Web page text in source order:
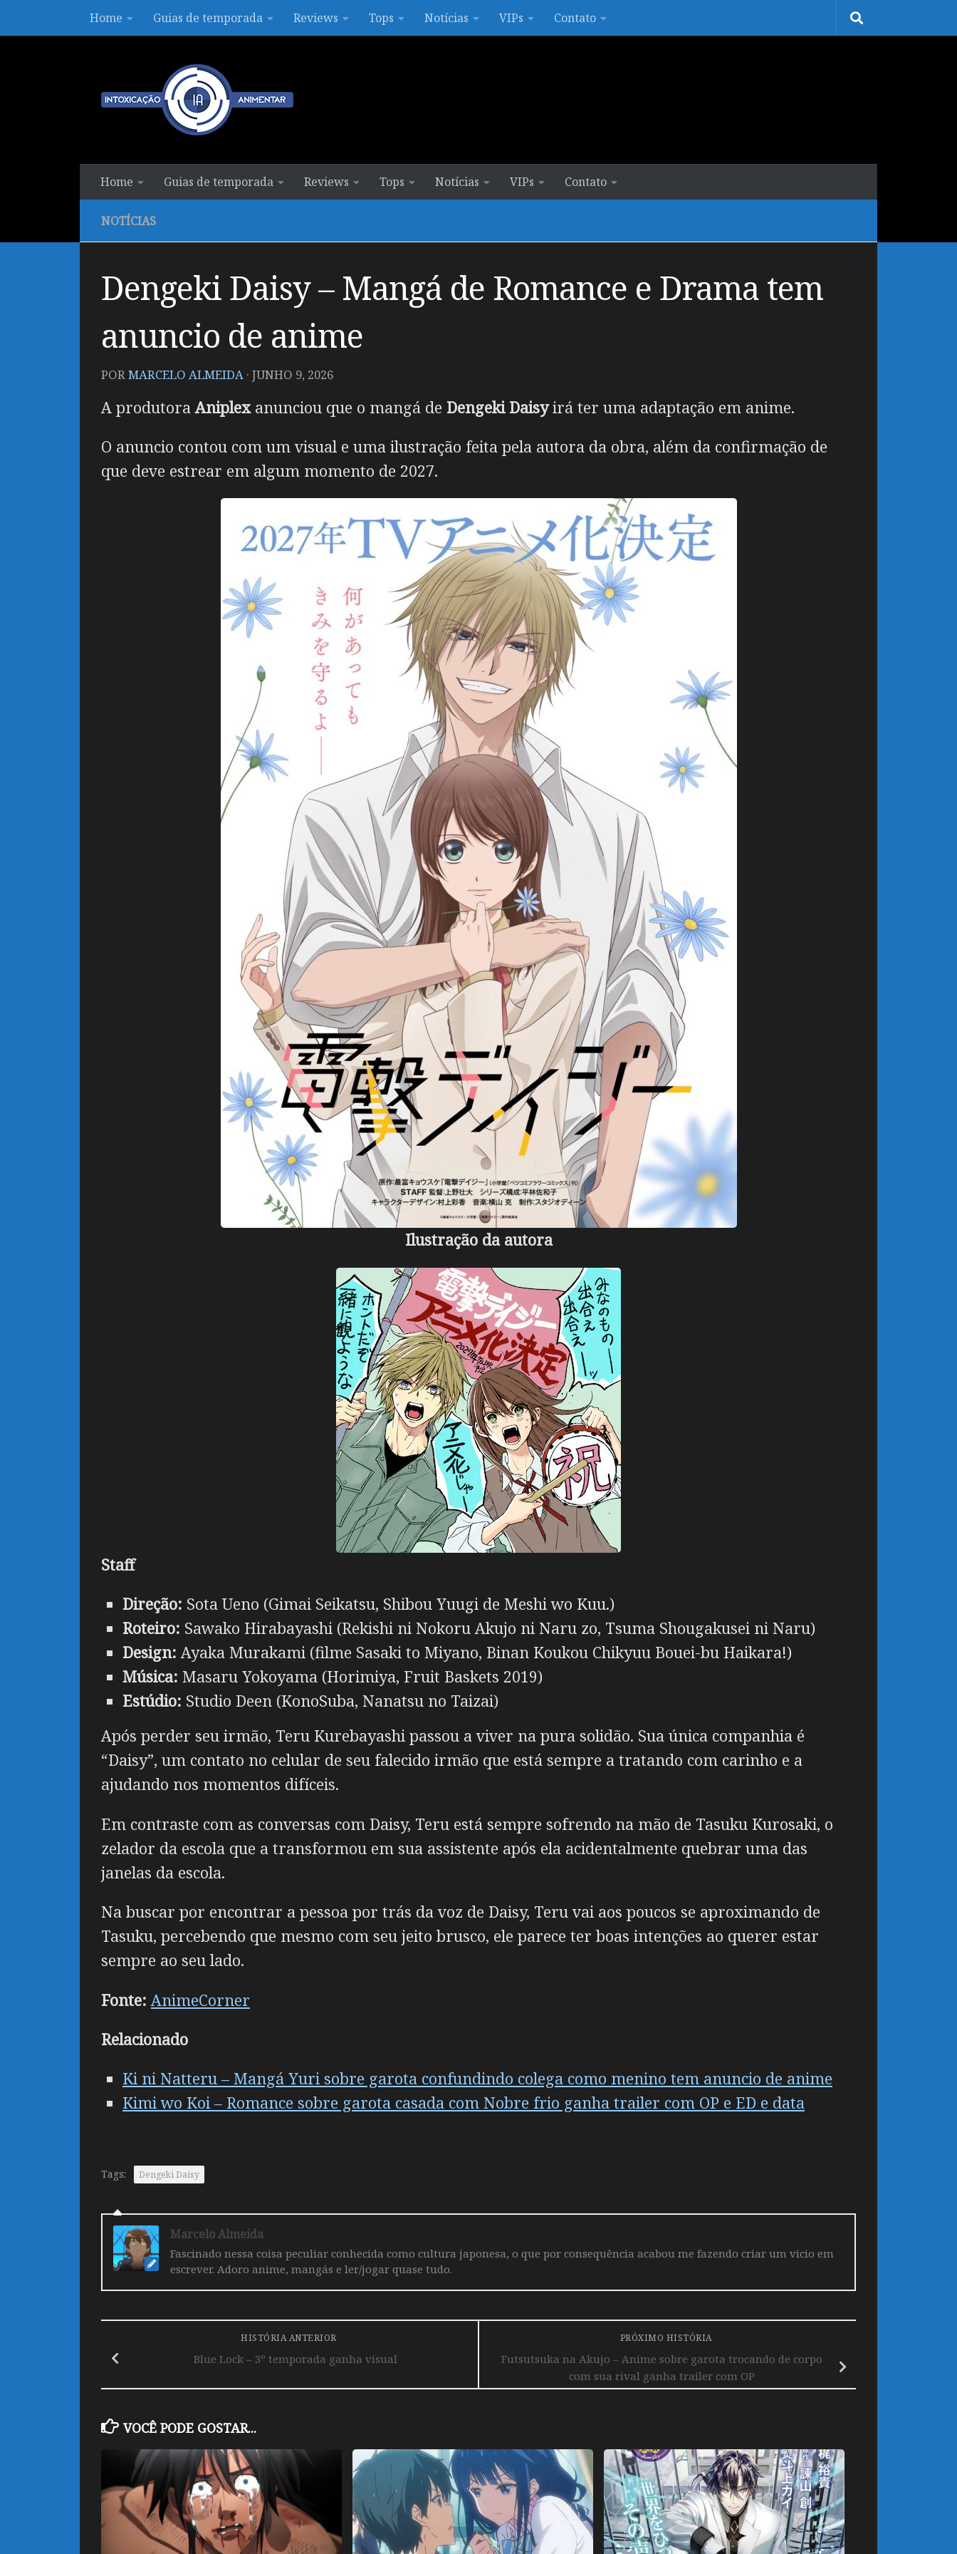
Skip to contentHome Guias de temporada Reviews Tops Notícias VIPs Contato
Home Guias de temporada Reviews Tops Notícias VIPs Contato
NOTÍCIAS
Dengeki Daisy – Mangá de Romance e Drama tem
anuncio de anime
PORMARCELO ALMEIDA · JUNHO 9, 2026
A produtoraAniplexanunciou que o mangá de Dengeki Daisyirá ter uma adaptação em anime.
O anuncio contou com um visual e uma ilustração feita pela autora da obra, além da confirmação de
que deve estrear em algum momento de 2027.
Ilustração da autora
Staff
Direção: Sota Ueno (Gimai Seikatsu, Shibou Yuugi de Meshi wo Kuu.)
Roteiro: Sawako Hirabayashi (Rekishi ni Nokoru Akujo ni Naru zo, Tsuma Shougakusei ni Naru)
Design: Ayaka Murakami (filme Sasaki to Miyano, Binan Koukou Chikyuu Bouei-bu Haikara!)
Música: Masaru Yokoyama (Horimiya, Fruit Baskets 2019)
Estúdio: Studio Deen (KonoSuba, Nanatsu no Taizai)
Após perder seu irmão, Teru Kurebayashi passou a viver na pura solidão. Sua única companhia é
“Daisy”, um contato no celular de seu falecido irmão que está sempre a tratando com carinho e a
ajudando nos momentos difíceis.
Em contraste com as conversas com Daisy, Teru está sempre sofrendo na mão de Tasuku Kurosaki, o
zelador da escola que a transformou em sua assistente após ela acidentalmente quebrar uma das
janelas da escola.
Na buscar por encontrar a pessoa por trás da voz de Daisy, Teru vai aos poucos se aproximando de
Tasuku, percebendo que mesmo com seu jeito brusco, ele parece ter boas intenções ao querer estar
sempre ao seu lado.
Fonte: AnimeCorner
Relacionado
Ki ni Natteru – Mangá Yuri sobre garota confundindo colega como menino tem anuncio de anime
Kimi wo Koi – Romance sobre garota casada com Nobre frio ganha trailer com OP e ED e data
Tags: Dengeki Daisy
Marcelo Almeida
Fascinado nessa coisa peculiar conhecida como cultura japonesa, o que por consequência acabou me fazendo criar um vicio em
escrever. Adoro anime, mangás e ler/jogar quase tudo.
PRÓXIMO HISTÓRIA
Futsutsuka na Akujo – Anime sobre garota trocando de corpo
com sua rival ganha trailer com OP
HISTÓRIA ANTERIOR
Blue Lock – 3º temporada ganha visual
VOCÊ PODE GOSTAR...